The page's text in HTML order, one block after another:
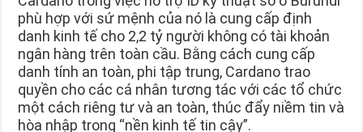
phù hợp với sứ mệnh của nó là cung cấp định
danh kinh tế cho 2,2 tỷ người không có tài khoản
ngân hàng trên toàn cầu. Bằng cách cung cấp
danh tính an toàn, phi tập trung, Cardano trao
quyền cho các cá nhân tương tác với các tổ chức
một cách riêng tư và an toàn, thúc đẩy niềm tin và
hòa nhập trong “nền kinh tế tin cậy”.